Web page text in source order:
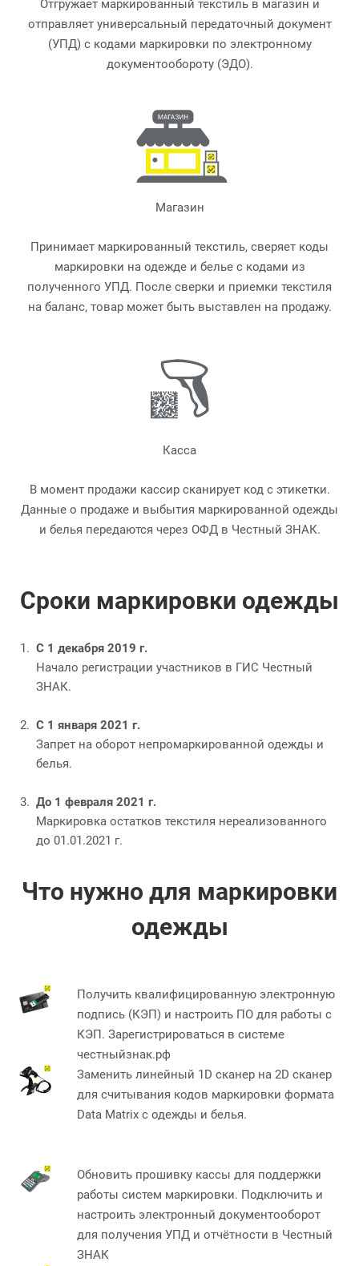
Отгружает маркированный текстиль в магазин и
отправляет универсальный передаточный документ
(УПД) с кодами маркировки по электронному
документообороту (ЭДО).
Магазин
Принимает маркированный текстиль, сверяет коды
маркировки на одежде и белье с кодами из
полученного УПД. После сверки и приемки текстиля
на баланс, товар может быть выставлен на продажу.
Касса
В момент продажи кассир сканирует код с этикетки.
Данные о продаже и выбытия маркированной одежды
и белья передаются через ОФД в Честный ЗНАК.
Сроки маркировки одежды
С 1 декабря 2019 г.
Начало регистрации участников в ГИС Честный
ЗНАК.
С 1 января 2021 г.
Запрет на оборот непромаркированной одежды и
белья.
До 1 февраля 2021 г.
Маркировка остатков текстиля нереализованного
до 01.01.2021 г.
Что нужно для маркировки
одежды
Получить квалифицированную электронную
подпись (КЭП) и настроить ПО для работы с
КЭП. Зарегистрироваться в системе
честныйзнак.рф
Заменить линейный 1D сканер на 2D сканер
для считывания кодов маркировки формата
Data Matrix с одежды и белья.
Обновить прошивку кассы для поддержки
работы систем маркировки. Подключить и
настроить электронный документооборот
для получения УПД и отчётности в Честный
ЗНАК